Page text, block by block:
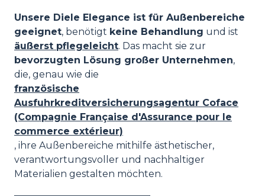
Unsere Diele Elegance ist für Außenbereiche
geeignet, benötigt keine Behandlung und ist
äußerst pflegeleicht. Das macht sie zur
bevorzugten Lösung großer Unternehmen,
die, genau wie die
französische
Ausfuhrkreditversicherungsagentur Coface
(Compagnie Française d'Assurance pour le
commerce extérieur)
, ihre Außenbereiche mithilfe ästhetischer,
verantwortungsvoller und nachhaltiger
Materialien gestalten möchten.